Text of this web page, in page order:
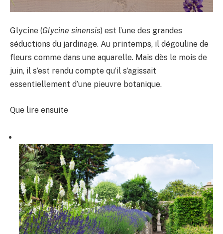
Glycine (Glycine sinensis) est l’une des grandes
séductions du jardinage. Au printemps, il dégouline de
fleurs comme dans une aquarelle. Mais dès le mois de
juin, il s’est rendu compte qu’il s’agissait
essentiellement d’une pieuvre botanique.
Que lire ensuite